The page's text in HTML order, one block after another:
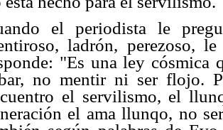
el periodista le
ladrón, perezoso,
"Es una ley cósmica
no mentir ni ser flojo.
el servilismo, el
el ama llunqo, no